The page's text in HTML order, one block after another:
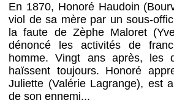
En 1870, Honoré Haudoin
viol de sa mère par un sous-
la faute de Zèphe Maloret
dénoncé les activités de
homme. Vingt ans après, les
haïssent toujours. Honoré
Juliette (Valérie Lagrange), est
de son ennemi...